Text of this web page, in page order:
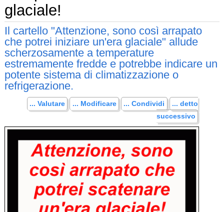
glaciale!
Il cartello "Attenzione, sono così arrapato
che potrei iniziare un'era glaciale" allude
scherzosamente a temperature
estremamente fredde e potrebbe indicare un
potente sistema di climatizzazione o
refrigerazione.
... Valutare ... Modificare ... Condividi
... detto
successivo